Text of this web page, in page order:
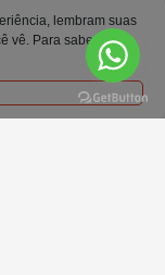
lembram suas
vê. Para saber mais